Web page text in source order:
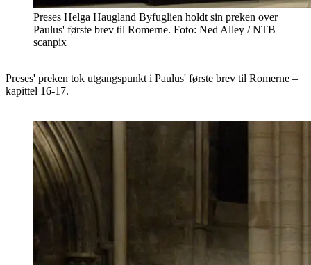
Preses Helga Haugland Byfuglien holdt sin preken over
Paulus' første brev til Romerne. Foto: Ned Alley / NTB
scanpix
Preses' preken tok utgangspunkt i Paulus' første brev til Romerne –
kapittel 16-17.